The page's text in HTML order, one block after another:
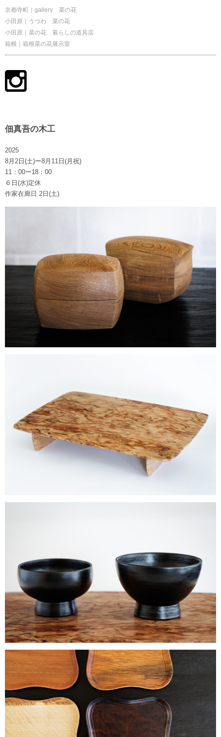
京都寺町｜gallery 菜の花
小田原｜うつわ 菜の花
小田原｜菜の花 暮らしの道具店
箱根｜箱根菜の花展示室
佃真吾の木工
2025
8月2日(土)ー8月11日(月祝)
11：00ー18：00
６日(水)定休
作家在廊日 2日(土)